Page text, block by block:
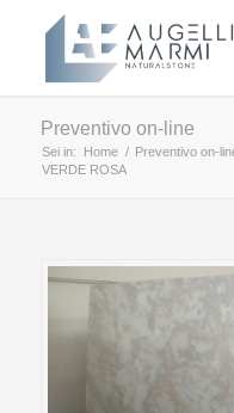
Preventivo on-line
Sei in: Home / Preventivo on-
VERDE ROSA